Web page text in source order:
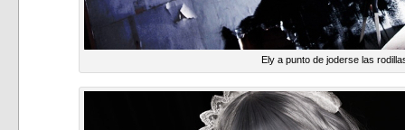
Ely a punto de joderse las